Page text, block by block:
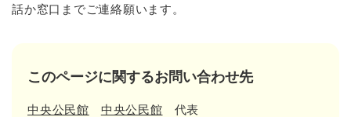
話か窓口までご連絡願います。
このページに関するお問い合わせ先
中央公民館 中央公民館 代表